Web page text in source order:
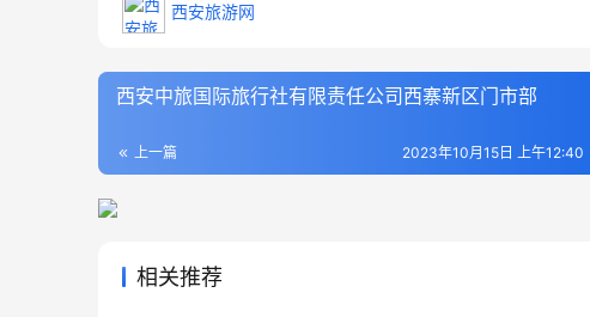
西安旅游网
西安中旅国际旅行社有限责任公司西寨新区门市部
上一篇 2023年10月15日 上午12:40
相关推荐